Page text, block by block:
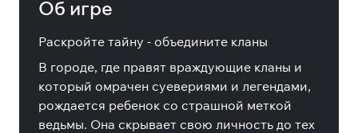
Об игре
Раскройте тайну - объедините кланы
В городе, где правят враждующие кланы и
который омрачен суевериями и легендами,
рождается ребенок со страшной меткой
ведьмы. Она скрывает свою личность до тех